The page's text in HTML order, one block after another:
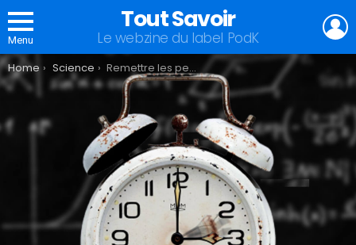
Menu
Tout Savoir
Le webzine du label PodK
You are here:
Home Science Remettre les pendules à l’heure pour Noël